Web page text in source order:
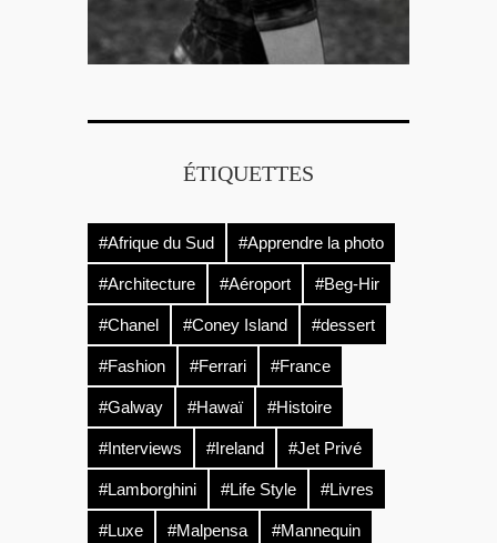
ÉTIQUETTES
#Afrique du Sud #Apprendre la photo
#Architecture #Aéroport #Beg-Hir
#Chanel #Coney Island #dessert
#Fashion #Ferrari #France
#Galway #Hawaï #Histoire
#Interviews #Ireland #Jet Privé
#Lamborghini #Life Style #Livres
#Luxe #Malpensa #Mannequin